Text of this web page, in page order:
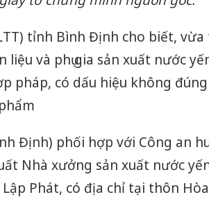
tỉnh Bình Định cho biết, vừa
và phụ gia sản xuất nước
pháp, có dấu hiệu không
Định) phối hợp với Công an
Nhà xưởng sản xuất nước
Phát, có địa chỉ tại thôn